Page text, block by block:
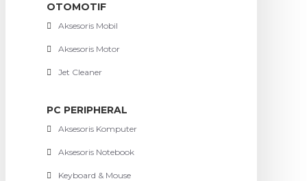
OTOMOTIF
Aksesoris Mobil
Aksesoris Motor
Jet Cleaner
PC PERIPHERAL
Aksesoris Komputer
Aksesoris Notebook
Keyboard & Mouse